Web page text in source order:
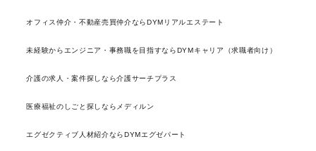
オフィス仲介・不動産売買仲介ならDYMリアルエステート
未経験からエンジニア・事務職を目指すならDYMキャリア（求職者向け）
介護の求人・案件探しなら介護サーチプラス
医療福祉のしごと探しならメディルン
エグゼクティブ人材紹介ならDYMエグゼパート